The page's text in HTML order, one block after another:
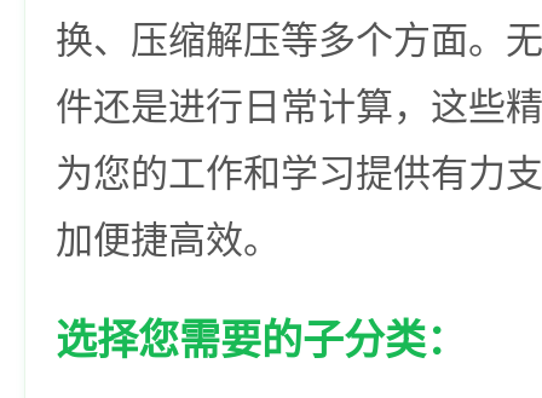
换、压缩解压等多个方面。
件还是进行日常计算，这些
为您的工作和学习提供有力
加便捷高效。
选择您需要的子分类：